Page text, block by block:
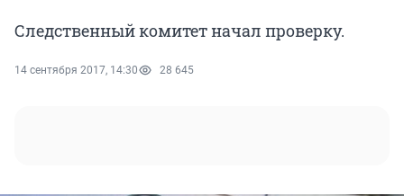
Следственный комитет начал проверку.
14 сентября 2017, 14:30 28 645